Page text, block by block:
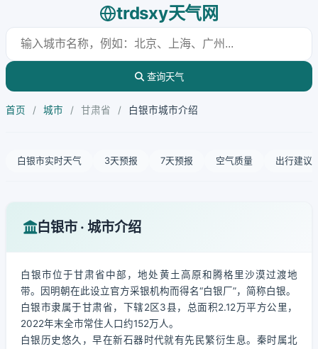
trdsxy天气网
查询天气
首页 / 城市 / 甘肃省 / 白银市城市介绍
白银市实时天气 3天预报 7天预报 空气质量 出行建议
白银市 · 城市介绍
白银市位于甘肃省中部，地处黄土高原和腾格里沙漠过渡地
带。因明朝在此设立官方采银机构而得名“白银厂”，简称白银。
白银市隶属于甘肃省，下辖2区3县，总面积2.12万平方公里，
2022年末全市常住人口约152万人。
白银历史悠久，早在新石器时代就有先民繁衍生息。秦时属北